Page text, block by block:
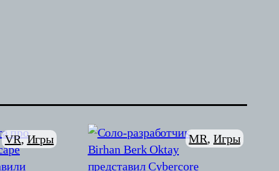
VR, Игры MR, Игры